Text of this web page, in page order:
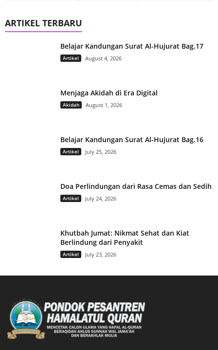
ARTIKEL TERBARU
Belajar Kandungan Surat Al-Hujurat Bag.17
Artikel August 4, 2026
Menjaga Akidah di Era Digital
Akidah August 1, 2026
Belajar Kandungan Surat Al-Hujurat Bag.16
Artikel July 25, 2026
Doa Perlindungan dari Rasa Cemas dan Sedih
Artikel July 24, 2026
Khutbah Jumat: Nikmat Sehat dan Kiat
Berlindung dari Penyakit
Artikel July 23, 2026